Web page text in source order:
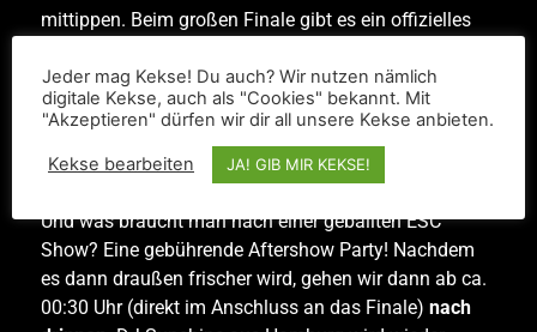
mittippen. Beim großen Finale gibt es ein offizielles
die Halbfinals gibt es für die Gewinner:innen jeweils
eine Flasche Prosecco und zwei Freikarten für das
große Finale. Einmal für die Leute vor Ort, einmal für
die Onlinetipper.
Und was braucht man nach einer geballten ESC
Show? Eine gebührende Aftershow Party! Nachdem
es dann draußen frischer wird, gehen wir dann ab ca.
00:30 Uhr (direkt im Anschluss an das Finale) nach
Jeder mag Kekse! Du auch? Wir nutzen nämlich
digitale Kekse, auch als "Cookies" bekannt. Mit
"Akzeptieren" dürfen wir dir all unsere Kekse anbieten.
Kekse bearbeiten JA! GIB MIR KEKSE!